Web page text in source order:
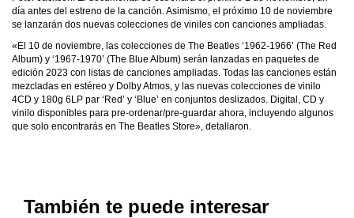
día antes del estreno de la canción. Asimismo, el próximo 10 de noviembre
se lanzarán dos nuevas colecciones de viniles con canciones ampliadas.
«El 10 de noviembre, las colecciones de The Beatles ‘1962-1966’ (The Red
Album) y ‘1967-1970’ (The Blue Album) serán lanzadas en paquetes de
edición 2023 con listas de canciones ampliadas. Todas las canciones están
mezcladas en estéreo y Dolby Atmos, y las nuevas colecciones de vinilo
4CD y 180g 6LP par ‘Red’ y ‘Blue’ en conjuntos deslizados. Digital, CD y
vinilo disponibles para pre-ordenar/pre-guardar ahora, incluyendo algunos
que solo encontrarás en The Beatles Store», detallaron.
También te puede interesar